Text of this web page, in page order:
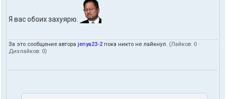
Я вас обоих захуярю.
За это сообщение автора jenya23-2 пока никто не лайкнул. (Лайков: 0 ·
Дизлайков: 0)